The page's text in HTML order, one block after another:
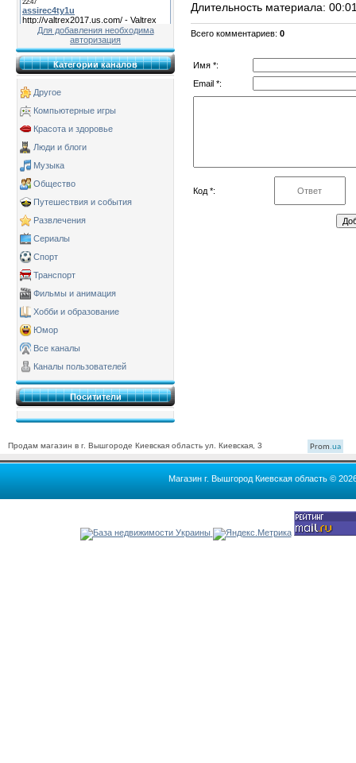
Для добавления необходима
авторизация
Категории каналов
Другое
Компьютерные игры
Красота и здоровье
Люди и блоги
Музыка
Общество
Путешествия и события
Развлечения
Сериалы
Спорт
Транспорт
Фильмы и анимация
Хобби и образование
Юмор
Все каналы
Каналы пользователей
Поситители
Длительность материала:
Всего комментариев: 0
Имя *:
Email *:
Код *:
Продам магазин в г. Вышгороде Киевская область ул. Киевская, 3 Prom.ua
Магазин г. Вышгород Киевская область ©